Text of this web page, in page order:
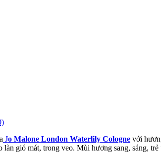
Jo Malone London Waterlily Colognevới
làn gió mát, trong veo. Mùi hương sang, sáng,